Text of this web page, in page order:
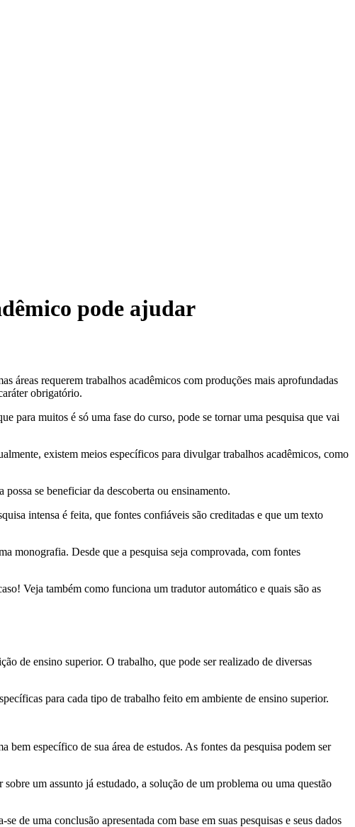
pode ajudar
áreas requerem trabalhos acadêmicos com produções mais aprofundadas
obrigatório.
para muitos é só uma fase do curso, pode se tornar uma pesquisa que vai
existem meios específicos para divulgar trabalhos acadêmicos, como
se beneficiar da descoberta ou ensinamento.
intensa é feita, que fontes confiáveis são creditadas e que um texto
monografia. Desde que a pesquisa seja comprovada, com fontes
Veja também como funciona um tradutor automático e quais são as
de ensino superior. O trabalho, que pode ser realizado de diversas
para cada tipo de trabalho feito em ambiente de ensino superior.
específico de sua área de estudos. As fontes da pesquisa podem ser
um assunto já estudado, a solução de um problema ou uma questão
de uma conclusão apresentada com base em suas pesquisas e seus dados